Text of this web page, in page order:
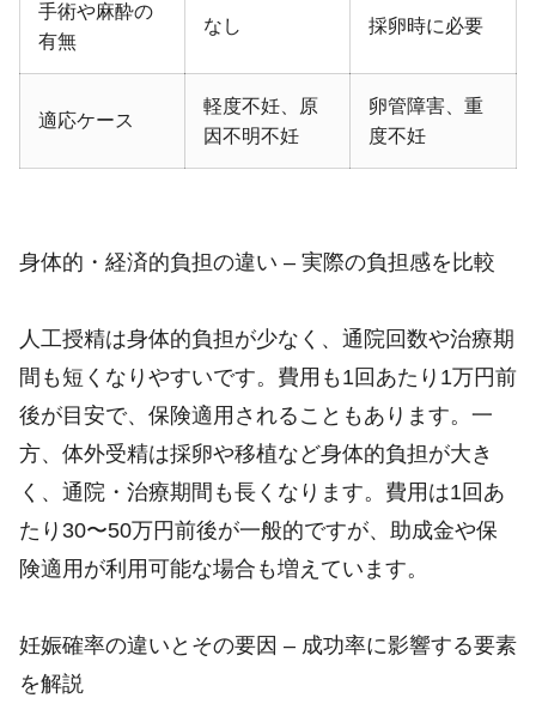
手術や麻酔の
有無
なし 採卵時に必要
適応ケース
軽度不妊、原
因不明不妊
卵管障害、重
度不妊
身体的・経済的負担の違い – 実際の負担感を比較
人工授精は身体的負担が少なく、通院回数や治療期
間も短くなりやすいです。費用も1回あたり1万円前
後が目安で、保険適用されることもあります。一
方、体外受精は採卵や移植など身体的負担が大き
く、通院・治療期間も長くなります。費用は1回あ
たり30〜50万円前後が一般的ですが、助成金や保
険適用が利用可能な場合も増えています。
妊娠確率の違いとその要因 – 成功率に影響する要素
を解説